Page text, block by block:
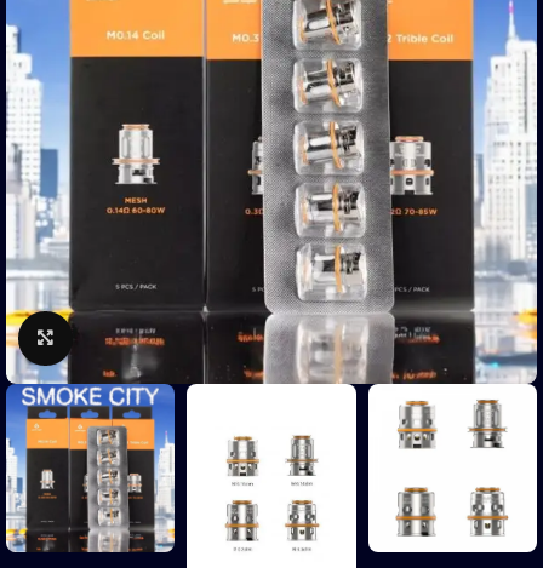
Clicca per ingrandire